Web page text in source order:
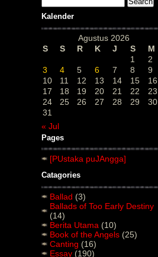
Kalender
Agustus 2026
S
S R K J S
M
1
2
3
4 5 6 7 8
9
10
11 12 13 14 15
16
17
18 19 20 21 22
23
24
25 26 27 28 29
30
31
« Jul
Pages
[PUstaka puJAngga]
Catagories
Ballad (3)
Ballads of Too Early Destiny
(14)
Berita Utama (10)
Book of the Angels (25)
Canting (16)
Essay (190)